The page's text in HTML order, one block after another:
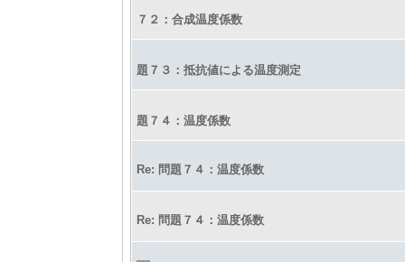
７２：合成温度係数
題７３：抵抗値による温度測定
題７４：温度係数
Re: 問題７４：温度係数
Re: 問題７４：温度係数